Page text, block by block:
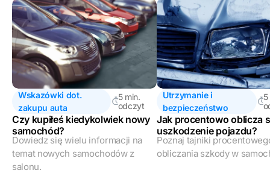
Wskazówki dot.
zakupu auta
5 min.
odczyt
Czy kupiłeś kiedykolwiek nowy
samochód?
Dowiedz się wielu informacji na
temat nowych samochodów z
salonu.
Utrzymanie i
bezpieczeństwo
5
Jak procentowo oblicza
uszkodzenie pojazdu?
Poznaj tajniki
obliczania szkody w